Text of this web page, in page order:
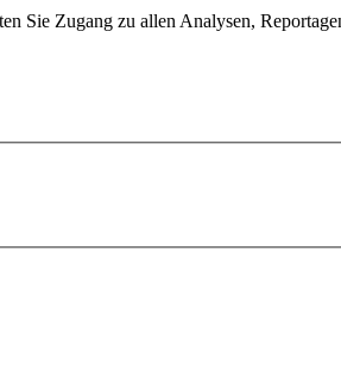
Sie Zugang zu allen Analysen,